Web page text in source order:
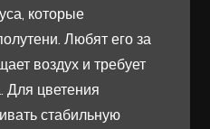
которые
Любят его за
воздух и требует
Для цветения
стабильную